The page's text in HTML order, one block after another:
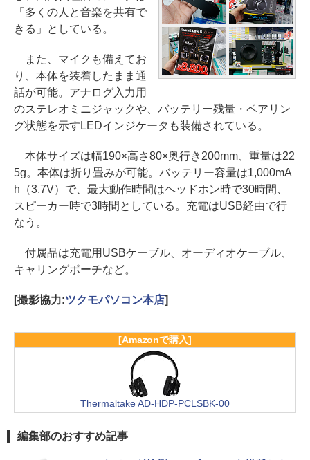
「多くの人と音楽を共有で
きる」としている。
また、マイクも備えてお
り、本体を装着したまま通
話が可能。アナログ入力用
のステレオミニジャックや、バッテリー残量・ペアリン
グ状態を示すLEDインジケータも装備されている。
本体サイズは幅190×高さ80×奥行き200mm、重量は22
5g。本体は折り畳みが可能。バッテリー容量は1,000mA
h（3.7V）で、最大動作時間はヘッドホン時で30時間、
スピーカー時で3時間としている。充電はUSB経由で行
なう。
付属品は充電用USBケーブル、オーディオケーブル、
キャリングポーチなど。
[撮影協力:ツクモパソコン本店]
[Amazonで購入]
Thermaltake AD-HDP-PCLSBK-00
編集部のおすすめ記事